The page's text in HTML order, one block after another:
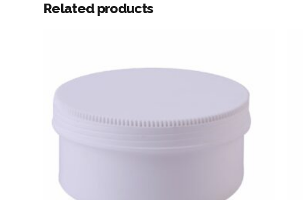
Related products